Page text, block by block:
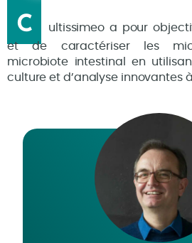
C
ultissimeo a pour
et de caractériser les
microbiote intestinal en
culture et d’analyse innovantes